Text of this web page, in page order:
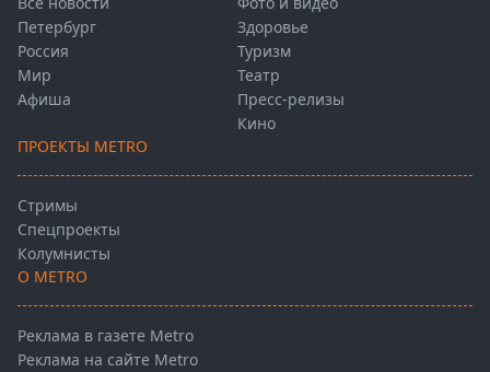
Петербург
Россия
Мир
Афиша
Здоровье
Туризм
Театр
Пресс-релизы
Кино
ПРОЕКТЫ METRO
Стримы
Спецпроекты
Колумнисты
О METRO
Реклама в газете Metro
Реклама на сайте Metro